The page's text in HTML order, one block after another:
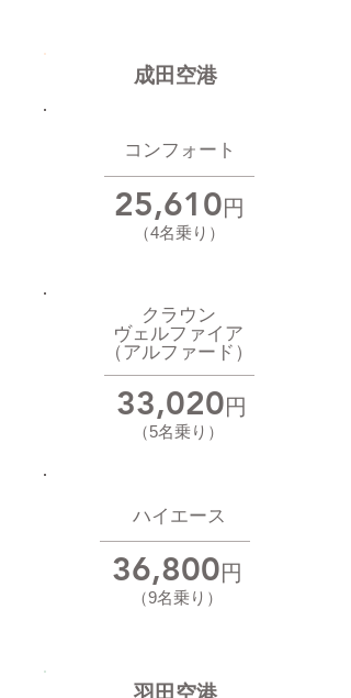
成田空港
コンフォート
25,610円
（4名乗り）
クラウン
​ヴェルファイア
​（アルファード）
33,020円
（5名乗り ）
ハイエース
36,800円
（9名乗り）
羽田空港